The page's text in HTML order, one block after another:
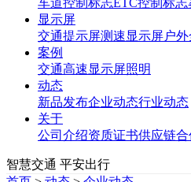
显示屏
交通提示屏测速显示屏户
案例
交通高速显示屏照明
动态
新品发布企业动态行业动态
关于
公司介绍资质证书供应链合
智慧交通 平安出行